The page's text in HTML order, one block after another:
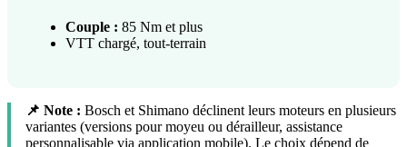
Couple : 85 Nm et plus
VTT chargé, tout-terrain
📌 Note : Bosch et Shimano déclinent leurs moteurs en plusieurs
variantes (versions pour moyeu ou dérailleur, assistance
personnalisable via application mobile). Le choix dépend de